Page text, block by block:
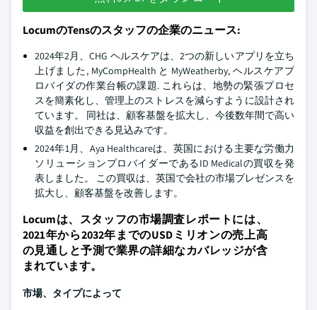
LocumのTensのスタッフの企業のニュース:
2024年2月、CHG ヘルスケアは、2つの新しいアプリを立ち
上げました, MyCompHealth と MyWeatherby, ヘルスケアプ
ロバイダの作業台帳の課題. これらは、地勢の緊張プロセ
スを簡素化し、管理上のストレスを減らすように設計され
ています。 同社は、顧客基盤を拡大し、今後数年間で高い
収益を創出できる見込みです。
2024年1月、Aya Healthcareは、英国における主要な労働力
ソリューションプロバイダーであるID Medicalの買収を発
表しました。 この買収は、英国で会社の市場プレゼンスを
拡大し、顧客基盤を改善します。
Locumは、スタッフの市場調査レポートには、
2021年から2032年までのUSDミリオンの売上高
の見通しと予測で業界の詳細なカバレッジが含
まれています。
市場、タイプによって